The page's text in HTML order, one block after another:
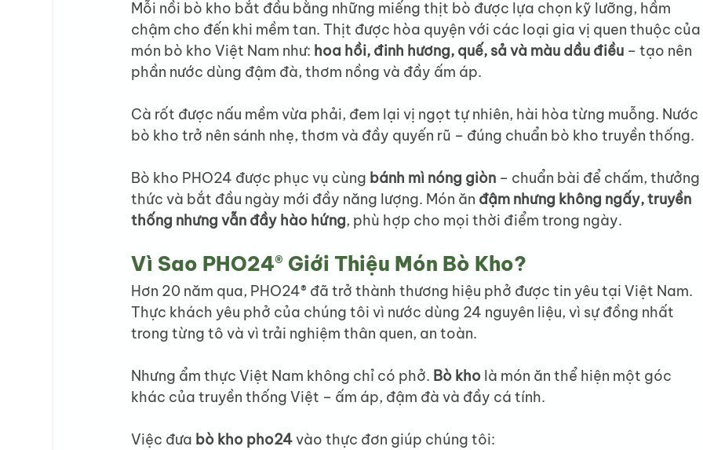
Mỗi nồi bò kho bắt đầu bằng những miếng thịt bò được lựa chọn kỹ lưỡng, hầm
chậm cho đến khi mềm tan. Thịt được hòa quyện với các loại gia vị quen thuộc
món bò kho Việt Nam như: hoa hồi, đinh hương, quế, sả và màu dầu điều – tạo nên
phần nước dùng đậm đà, thơm nồng và đầy ấm áp.
Cà rốt được nấu mềm vừa phải, đem lại vị ngọt tự nhiên, hài hòa từng muỗng. Nước
bò kho trở nên sánh nhẹ, thơm và đầy quyến rũ – đúng chuẩn bò kho truyền thống.
Bò kho PHO24 được phục vụ cùng bánh mì nóng giòn – chuẩn bài để chấm, thưởng
thức và bắt đầu ngày mới đầy năng lượng. Món ăn đậm nhưng không ngấy, truyền
thống nhưng vẫn đầy hào hứng, phù hợp cho mọi thời điểm trong ngày.
Vì Sao PHO24® Giới Thiệu Món Bò Kho?
Hơn 20 năm qua, PHO24® đã trở thành thương hiệu phở được tin yêu tại Việt Nam.
Thực khách yêu phở của chúng tôi vì nước dùng 24 nguyên liệu, vì sự đồng nhất
trong từng tô và vì trải nghiệm thân quen, an toàn.
Nhưng ẩm thực Việt Nam không chỉ có phở. Bò kho là món ăn thể hiện một góc
khác của truyền thống Việt – ấm áp, đậm đà và đầy cá tính.
Việc đưa bò kho pho24 vào thực đơn giúp chúng tôi: